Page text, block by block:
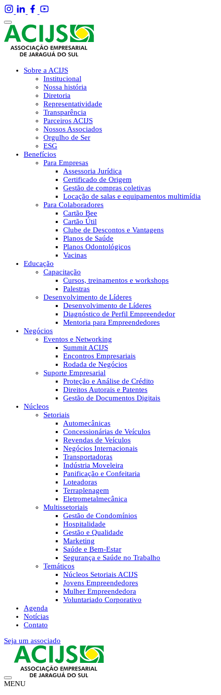
Sobre a ACIJS
Institucional
Nossa história
Diretoria
Representatividade
Transparência
Parceiros ACIJS
Nossos Associados
Orgulho de Ser
ESG
Benefícios
Para Empresas
Assessoria Jurídica
Certificado de Origem
Gestão de compras coletivas
Locação de salas e equipamentos multimídia
Para Colaboradores
Cartão Bee
Cartão Útil
Clube de Descontos e Vantagens
Planos de Saúde
Planos Odontológicos
Vacinas
Educação
Capacitação
Cursos, treinamentos e workshops
Palestras
Desenvolvimento de Líderes
Desenvolvimento de Líderes
Diagnóstico de Perfil Empreendedor
Mentoria para Empreendedores
Negócios
Eventos e Networking
Summit ACIJS
Encontros Empresariais
Rodada de Negócios
Suporte Empresarial
Proteção e Análise de Crédito
Direitos Autorais e Patentes
Gestão de Documentos Digitais
Núcleos
Setoriais
Automecânicas
Concessionárias de Veículos
Revendas de Veículos
Negócios Internacionais
Transportadoras
Indústria Moveleira
Panificação e Confeitaria
Loteadoras
Terraplenagem
Eletrometalmecânica
Multissetoriais
Gestão de Condomínios
Hospitalidade
Gestão e Qualidade
Marketing
Saúde e Bem-Estar
Segurança e Saúde no Trabalho
Temáticos
Núcleos Setoriais ACIJS
Jovens Empreendedores
Mulher Empreendedora
Voluntariado Corporativo
Agenda
Notícias
Contato
Seja um associado
MENU